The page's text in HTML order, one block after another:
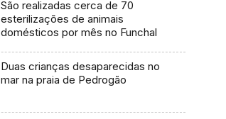
São realizadas cerca de 70
esterilizações de animais
domésticos por mês no Funchal
Duas crianças desaparecidas no
mar na praia de Pedrogão